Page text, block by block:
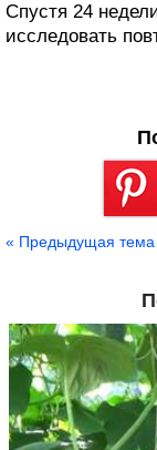
Спустя 24
исследовать
« Предыдущая тема